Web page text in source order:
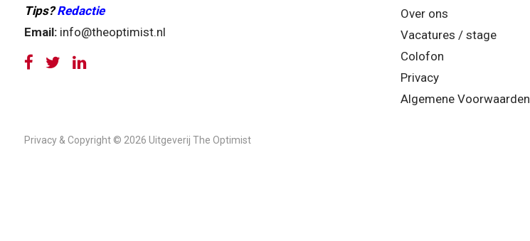
Tips? Redactie
Email: info@theoptimist.nl
Over ons
Vacatures / stage
Colofon
Privacy
Algemene Voorwaarden
Privacy & Copyright © 2026 Uitgeverij The Optimist